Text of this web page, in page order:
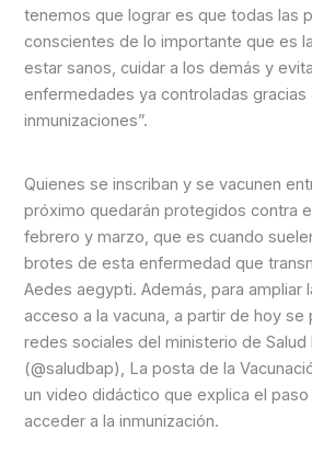
tenemos que lograr es que todas las
conscientes de lo importante que es
estar sanos, cuidar a los demás y
enfermedades ya controladas gracias
inmunizaciones”.
Quienes se inscriban y se vacunen
próximo quedarán protegidos contra
febrero y marzo, que es cuando
brotes de esta enfermedad que
Aedes aegypti. Además, para ampliar
acceso a la vacuna, a partir de hoy se
redes sociales del ministerio de Salud
(@saludbap), La posta de la
un video didáctico que explica el paso
acceder a la inmunización.